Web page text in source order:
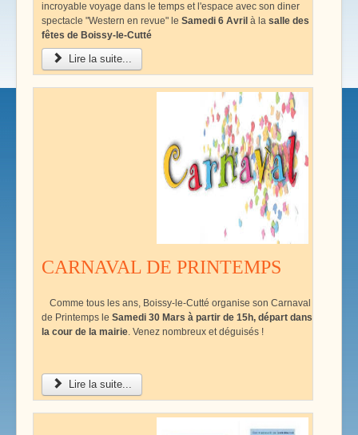
incroyable voyage dans le temps et l'espace avec son diner
spectacle "Western en revue" le Samedi 6 Avril à la salle des
fêtes de Boissy-le-Cutté
Lire la suite...
CARNAVAL DE PRINTEMPS
Comme tous les ans, Boissy-le-Cutté organise son Carnaval
de Printemps le Samedi 30 Mars à partir de 15h, départ dans
la cour de la mairie . Venez nombreux et déguisés !
Lire la suite...